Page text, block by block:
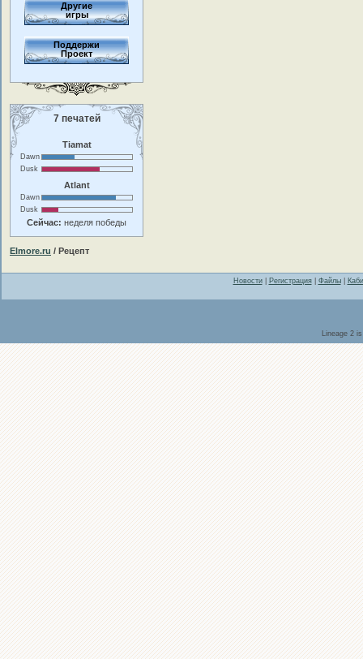
Другие
игры
Поддержи
Проект
7 печатей
Tiamat
Dawn
Dusk
Atlant
Dawn
Dusk
Сейчас: неделя победы
Elmore.ru / Рецепт
Новости| Регистрация| Файлы|
Lineage 2